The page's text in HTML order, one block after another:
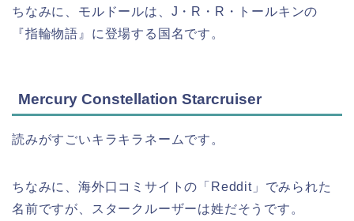
ちなみに、モルドールは、J・R・R・トールキンの
『指輪物語』に登場する国名です。
Mercury Constellation Starcruiser
読みがすごいキラキラネームです。
ちなみに、海外口コミサイトの「Reddit」でみられた
名前ですが、スタークルーザーは姓だそうです。